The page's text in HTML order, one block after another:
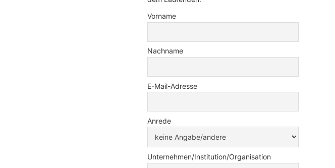
Vorname
Nachname
E-Mail-Adresse
Anrede
Unternehmen/Institution/Organisation